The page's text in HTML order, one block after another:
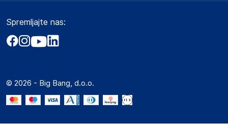
Obvestila za javnost
Akt o digitalnih storitvah
Marketplace za partnerje
Novosti
Dostava, vnos in odvoz
Načini plačila
Zavarovanje izdelkov
Marketplace
Kako oddati naročilo?
Spremljajte nas:
© 2026 - Big Bang, d.o.o.